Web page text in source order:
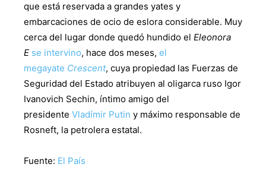
que está reservada a grandes yates y
embarcaciones de ocio de eslora considerable. Muy
cerca del lugar donde quedó hundido el Eleonora
E se intervino, hace dos meses, el
megayate Crescent, cuya propiedad las Fuerzas de
Seguridad del Estado atribuyen al oligarca ruso Igor
Ivanovich Sechin, íntimo amigo del
presidente Vladímir Putin y máximo responsable de
Rosneft, la petrolera estatal.
Fuente: El País